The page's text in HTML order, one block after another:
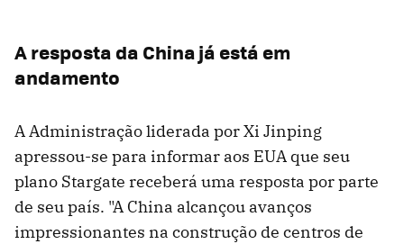
A resposta da China já está em
andamento
A Administração liderada por Xi Jinping
apressou-se para informar aos EUA que seu
plano Stargate receberá uma resposta por parte
de seu país. "A China alcançou avanços
impressionantes na construção de centros de